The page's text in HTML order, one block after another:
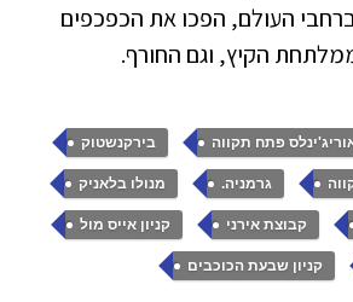
העולם, הפכו את הכפכפים
הקיץ, וגם החורף.
פתח תקווה , בירקנשטוק ,
, גרמניה. , מנולו בלאניק ,
, קבוצת אירני , קניון אייס מול ,
קניון שבעת הכוכבים